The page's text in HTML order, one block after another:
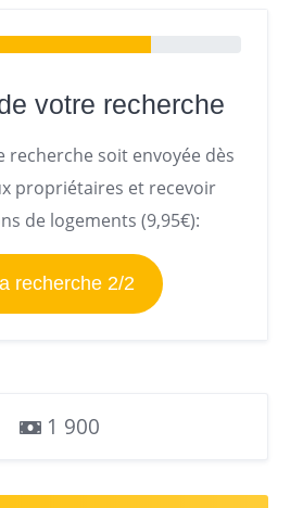
votre recherche
recherche soit envoyée dès
propriétaires et recevoir
de logements (9,95€):
recherche 2/2
1 900